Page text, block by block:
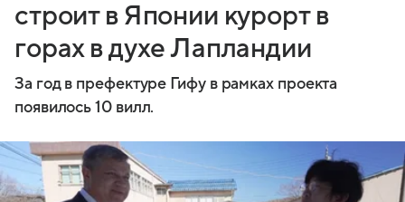
строит в Японии курорт в
горах в духе Лапландии
За год в префектуре Гифу в рамках проекта
появилось 10 вилл.